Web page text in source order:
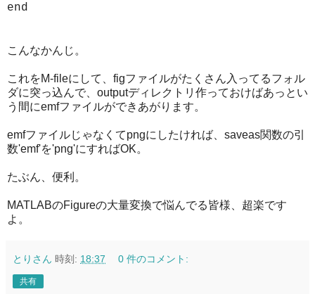
end
こんなかんじ。
これをM-fileにして、figファイルがたくさん入ってるフォル
ダに突っ込んで、outputディレクトリ作っておけばあっとい
う間にemfファイルができあがります。
emfファイルじゃなくてpngにしたければ、saveas関数の引
数'emf'を'png'にすればOK。
たぶん、便利。
MATLABのFigureの大量変換で悩んでる皆様、超楽です
よ。
とりさん 時刻: 18:37 0 件のコメント:
共有